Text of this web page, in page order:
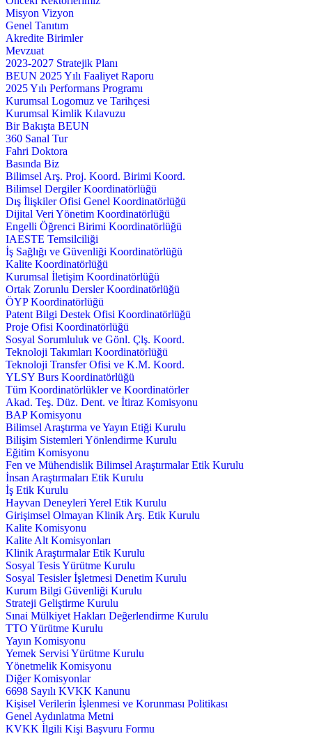
Misyon Vizyon
Genel Tanıtım
Akredite Birimler
Mevzuat
2023-2027 Stratejik Planı
BEUN 2025 Yılı Faaliyet Raporu
2025 Yılı Performans Programı
Kurumsal Logomuz ve Tarihçesi
Kurumsal Kimlik Kılavuzu
Bir Bakışta BEUN
360 Sanal Tur
Fahri Doktora
Basında Biz
Bilimsel Arş. Proj. Koord. Birimi Koord.
Bilimsel Dergiler Koordinatörlüğü
Dış İlişkiler Ofisi Genel Koordinatörlüğü
Dijital Veri Yönetim Koordinatörlüğü
Engelli Öğrenci Birimi Koordinatörlüğü
IAESTE Temsilciliği
İş Sağlığı ve Güvenliği Koordinatörlüğü
Kalite Koordinatörlüğü
Kurumsal İletişim Koordinatörlüğü
Ortak Zorunlu Dersler Koordinatörlüğü
ÖYP Koordinatörlüğü
Patent Bilgi Destek Ofisi Koordinatörlüğü
Proje Ofisi Koordinatörlüğü
Sosyal Sorumluluk ve Gönl. Çlş. Koord.
Teknoloji Takımları Koordinatörlüğü
Teknoloji Transfer Ofisi ve K.M. Koord.
YLSY Burs Koordinatörlüğü
Tüm Koordinatörlükler ve Koordinatörler
Akad. Teş. Düz. Dent. ve İtiraz Komisyonu
BAP Komisyonu
Bilimsel Araştırma ve Yayın Etiği Kurulu
Bilişim Sistemleri Yönlendirme Kurulu
Eğitim Komisyonu
Fen ve Mühendislik Bilimsel Araştırmalar Etik Kurulu
İnsan Araştırmaları Etik Kurulu
İş Etik Kurulu
Hayvan Deneyleri Yerel Etik Kurulu
Girişimsel Olmayan Klinik Arş. Etik Kurulu
Kalite Komisyonu
Kalite Alt Komisyonları
Klinik Araştırmalar Etik Kurulu
Sosyal Tesis Yürütme Kurulu
Sosyal Tesisler İşletmesi Denetim Kurulu
Kurum Bilgi Güvenliği Kurulu
Strateji Geliştirme Kurulu
Sınai Mülkiyet Hakları Değerlendirme Kurulu
TTO Yürütme Kurulu
Yayın Komisyonu
Yemek Servisi Yürütme Kurulu
Yönetmelik Komisyonu
Diğer Komisyonlar
6698 Sayılı KVKK Kanunu
Kişisel Verilerin İşlenmesi ve Korunması Politikası
Genel Aydınlatma Metni
KVKK İlgili Kişi Başvuru Formu